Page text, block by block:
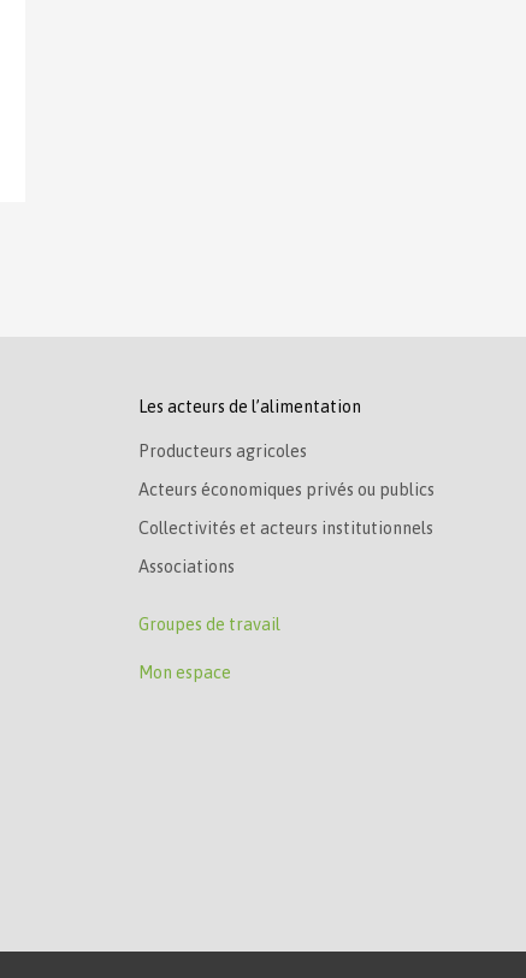
Les acteurs de l’alimentation
Producteurs agricoles
Acteurs économiques privés ou publics
Collectivités et acteurs institutionnels
Associations
Groupes de travail
Mon espace